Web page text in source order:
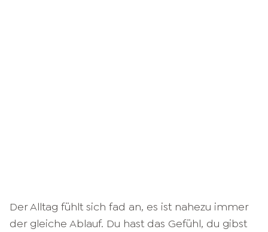
Der Alltag fühlt sich fad an, es ist nahezu immer
der gleiche Ablauf. Du hast das Gefühl, du gibst